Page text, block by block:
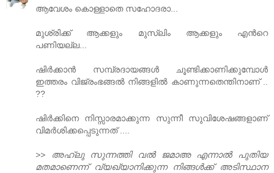
ആവേശം കൊള്ളാതെ സഹോദരാ...
മുശ്രിക്ക് ആക്കളും മുസ്ലിം ആക്കളും എന്‍റെ
പണിയല്ല...
ഷിര്‍ക്കാന്‍ സമ്പ്രദായങ്ങള്‍ ചൂണ്ടിക്കാണിക്കുമ്പോള്‍
ഇത്തരം വിജ്രംഭങ്ങല്‍ നിങ്ങളില്‍ കാണുന്നതെന്തിനാണ്‌ ..
??
ഷിര്‍ക്കിനെ നിസ്സാരമാക്കുന്ന സുന്നീ സുവിശേഷങ്ങളാണ്‌
വിമര്‍ശിക്കപ്പെടുന്നത്‌ ....
>> അഹ്‌ലു സുന്നത്തി വല്‍ ജമാഅ എന്നാല്‍ പുതിയ
മതമാണെന്ന് വ്യഖ്യാനിക്കുന്ന നിങ്ങള്‍ക്ക്‌ അടിസ്ഥാന